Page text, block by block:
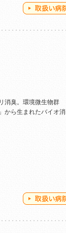
消臭。環境微生物群
から生まれたバイオ消